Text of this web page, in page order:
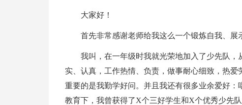
大家好！
首先非常感谢老师给我这么一个锻炼自我、展
我叫，在一年级时我就光荣地加入了少先队
实、认真，工作热情、负责，做事耐心细致，热
重要的是我勤学好问。并且我还有很多业余爱好
教育下，我曾获得了X个三好学生和X个优秀少先